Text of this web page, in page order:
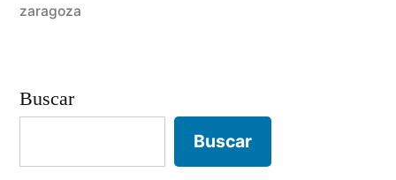
zaragoza
Buscar
Buscar